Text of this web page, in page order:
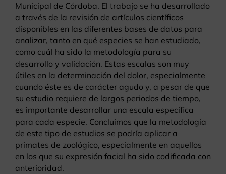
Municipal de Córdoba. El trabajo se ha desarrollado
a través de la revisión de artículos científicos
disponibles en las diferentes bases de datos para
analizar, tanto en qué especies se han estudiado,
como cuál ha sido la metodología para su
desarrollo y validación. Estas escalas son muy
útiles en la determinación del dolor, especialmente
cuando éste es de carácter agudo y, a pesar de que
su estudio requiere de largos periodos de tiempo,
es importante desarrollar una escala específica
para cada especie. Concluimos que la metodología
de este tipo de estudios se podría aplicar a
primates de zoológico, especialmente en aquellos
en los que su expresión facial ha sido codificada con
anterioridad.